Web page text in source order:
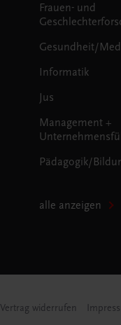
Frauen- und
Gesundheit/
Informatik
Jus
Management +
Pädagogik/
alle anzeigen
Vertrag widerrufen